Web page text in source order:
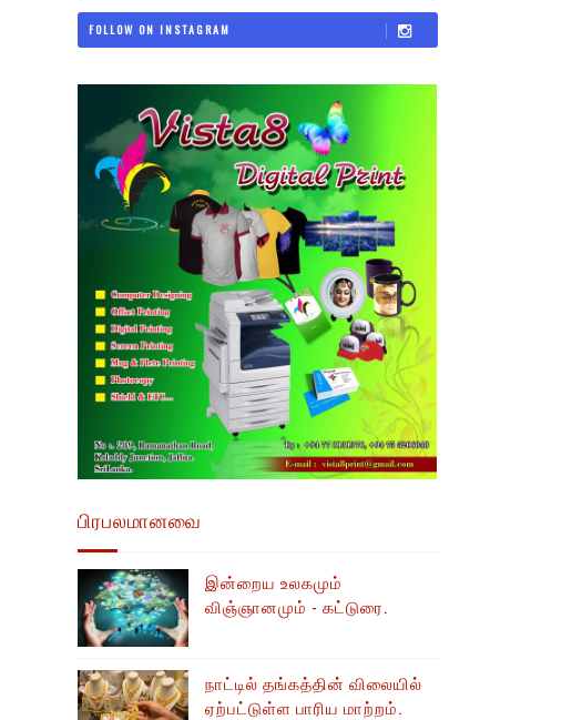
FOLLOW ON INSTAGRAM
பிரபலமானவை
இன்றைய உலகமும்
விஞ்ஞானமும் - கட்டுரை.
நாட்டில் தங்கத்தின் விலையில்
ஏற்பட்டுள்ள பாரிய மாற்றம்.